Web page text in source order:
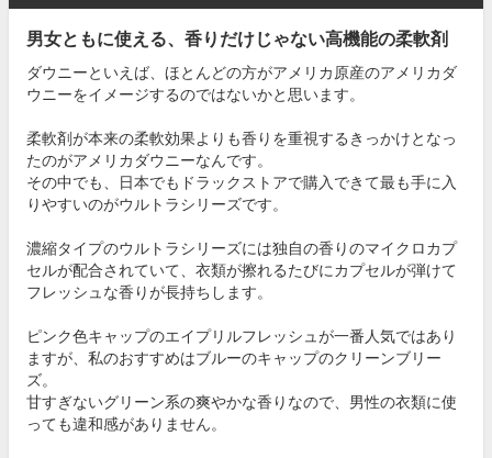
男女ともに使える、香りだけじゃない高機能の柔軟剤
ダウニーといえば、ほとんどの方がアメリカ原産のアメリカダ
ウニーをイメージするのではないかと思います。
柔軟剤が本来の柔軟効果よりも香りを重視するきっかけとなっ
たのがアメリカダウニーなんです。
その中でも、日本でもドラックストアで購入できて最も手に入
りやすいのがウルトラシリーズです。
濃縮タイプのウルトラシリーズには独自の香りのマイクロカプ
セルが配合されていて、衣類が擦れるたびにカプセルが弾けて
フレッシュな香りが長持ちします。
ピンク色キャップのエイプリルフレッシュが一番人気ではあり
ますが、私のおすすめはブルーのキャップのクリーンブリー
ズ。
甘すぎないグリーン系の爽やかな香りなので、男性の衣類に使
っても違和感がありません。